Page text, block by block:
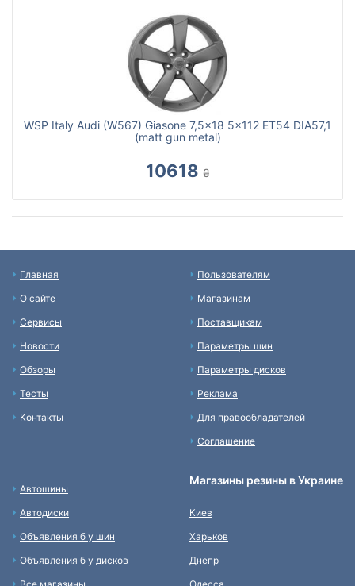
WSP Italy Audi (W567) Giasone 7,5x18 5x112 ET54 DIA57,1
(matt gun metal)
10618 ₴
Главная
О сайте
Сервисы
Новости
Обзоры
Тесты
Контакты
Пользователям
Магазинам
Поставщикам
Параметры шин
Параметры дисков
Реклама
Для правообладателей
Соглашение
Автошины
Автодиски
Объявления б у шин
Объявления б у дисков
Магазины резины в Украине
Киев
Харьков
Днепр